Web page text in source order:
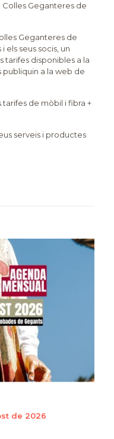
Geganteres de
Geganteres de
els seus socis, un
tarifes disponibles a la
a la web de
tarifes de mòbil i fibra +
serveis i productes
de 2026